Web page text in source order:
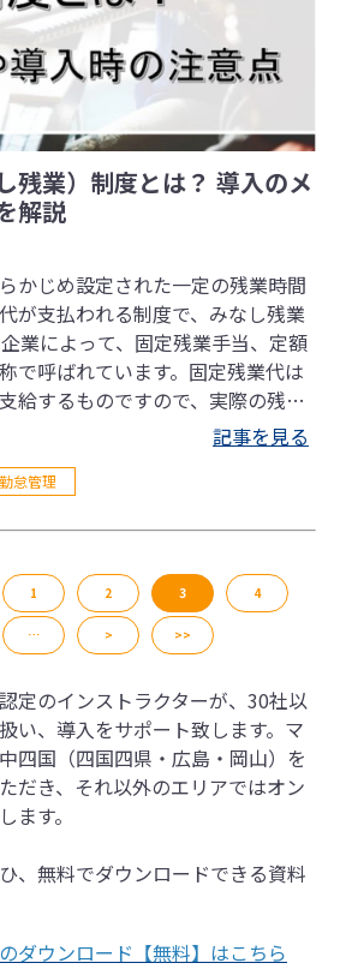
残業）制度とは？ 導入のメ
解説
かじめ設定された一定の残業時間
が支払われる制度で、みなし残業
で呼ばれています。固定残業代は
給するものですので、実際の残業
残業代が固定残業代の額を超えた
（みなし残業） の制度概要やメリ
記事を見る
勤怠管理
1 2 3 4
… > >>
定のインストラクターが、30社以
い、導入をサポート致します。マ
四国（四国四県・広島・岡山）を
だき、それ以外のエリアではオン
ます。
、無料でダウンロードできる資料
ダウンロード【無料】はこちら